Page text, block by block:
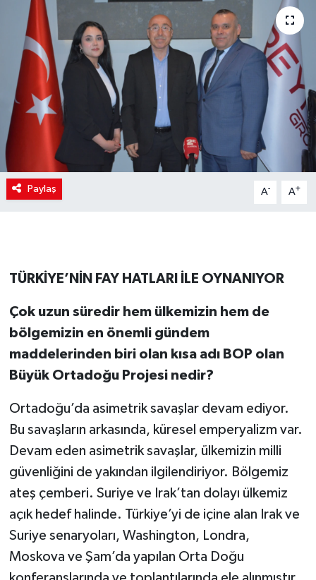
Paylaş A- A+
TÜRKİYE’NİN FAY HATLARI İLE OYNANIYOR
Çok uzun süredir hem ülkemizin hem de
bölgemizin en önemli gündem
maddelerinden biri olan kısa adı BOP olan
Büyük Ortadoğu Projesi nedir?
Ortadoğu’da asimetrik savaşlar devam ediyor.
Bu savaşların arkasında, küresel emperyalizm var.
Devam eden asimetrik savaşlar, ülkemizin milli
güvenliğini de yakından ilgilendiriyor. Bölgemiz
ateş çemberi. Suriye ve Irak’tan dolayı ülkemiz
açık hedef halinde. Türkiye’yi de içine alan Irak ve
Suriye senaryoları, Washington, Londra,
Moskova ve Şam’da yapılan Orta Doğu